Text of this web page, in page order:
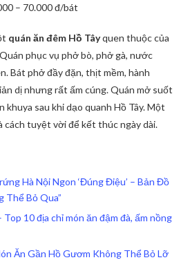
– 70.000 đ/bát
quán ăn đêm Hồ Tâyquen thuộc của
phục vụ phở bò, phở gà, nước
Bát phở đầy đặn, thịt mềm, hành
dị nhưng rất ấm cúng. Quán mở suốt
khuya sau khi dạo quanh Hồ Tây. Một
cách tuyệt vời để kết thúc ngày dài.
Hà Nội Ngon ‘Đúng Điệu’ – Bản Đồ
Bỏ Qua”
Top 10 địa chỉ món ăn đậm đà, ấm nồng
Ăn Gần Hồ Gươm Không Thể Bỏ Lỡ